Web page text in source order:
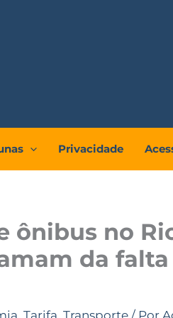
Privacidade
ônibus no
da falta
, Tarifa, Transporte / Por